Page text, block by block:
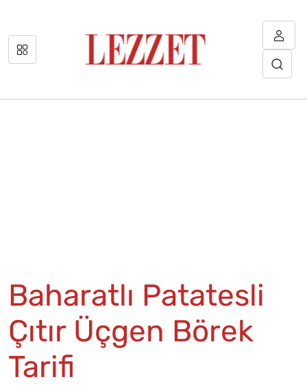
Baharatlı Patatesli
Çıtır Üçgen Börek
Tarifi